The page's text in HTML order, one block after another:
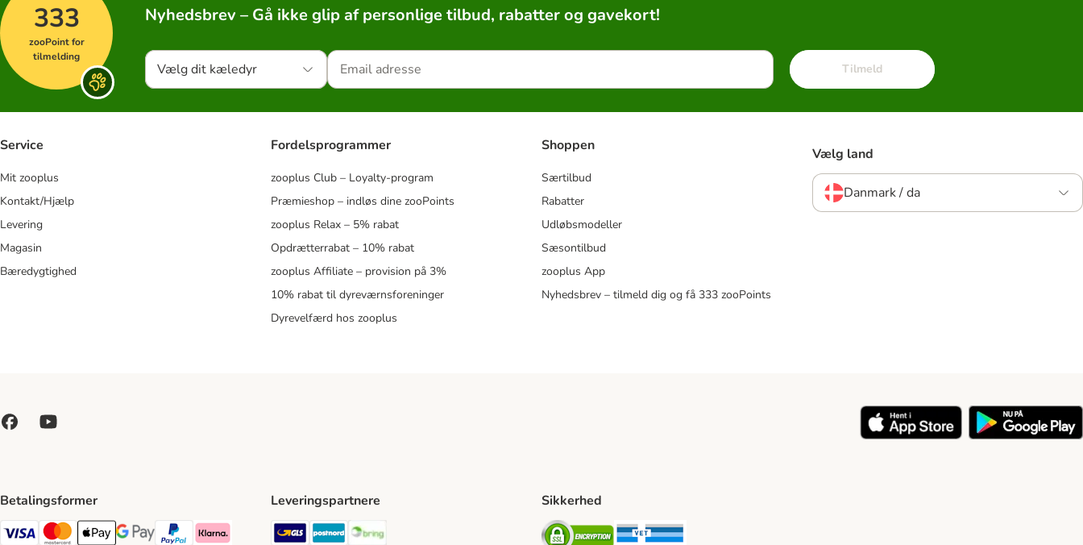
333
zooPoint for
tilmelding
Nyhedsbrev – Gå ikke glip af personlige tilbud, rabatter og gavekort!
Vælg dit kæledyr Tilmeld
Service
Mit zooplus
Kontakt/Hjælp
Levering
Magasin
Bæredygtighed
Fordelsprogrammer
zooplus Club – Loyalty-program
Præmieshop – indløs dine zooPoints
zooplus Relax – 5% rabat
Opdrætterrabat – 10% rabat
zooplus Affiliate – provision på 3%
10% rabat til dyreværnsforeninger
Dyrevelfærd hos zooplus
Shoppen
Særtilbud
Rabatter
Udløbsmodeller
Sæsontilbud
zooplus App
Nyhedsbrev – tilmeld dig og få 333 zooPoints
Vælg land
Danmark / da
Betalingsformer Leveringspartnere
GLS Shipping Method
Postnord Shipping Method
Sikkerhed
Security